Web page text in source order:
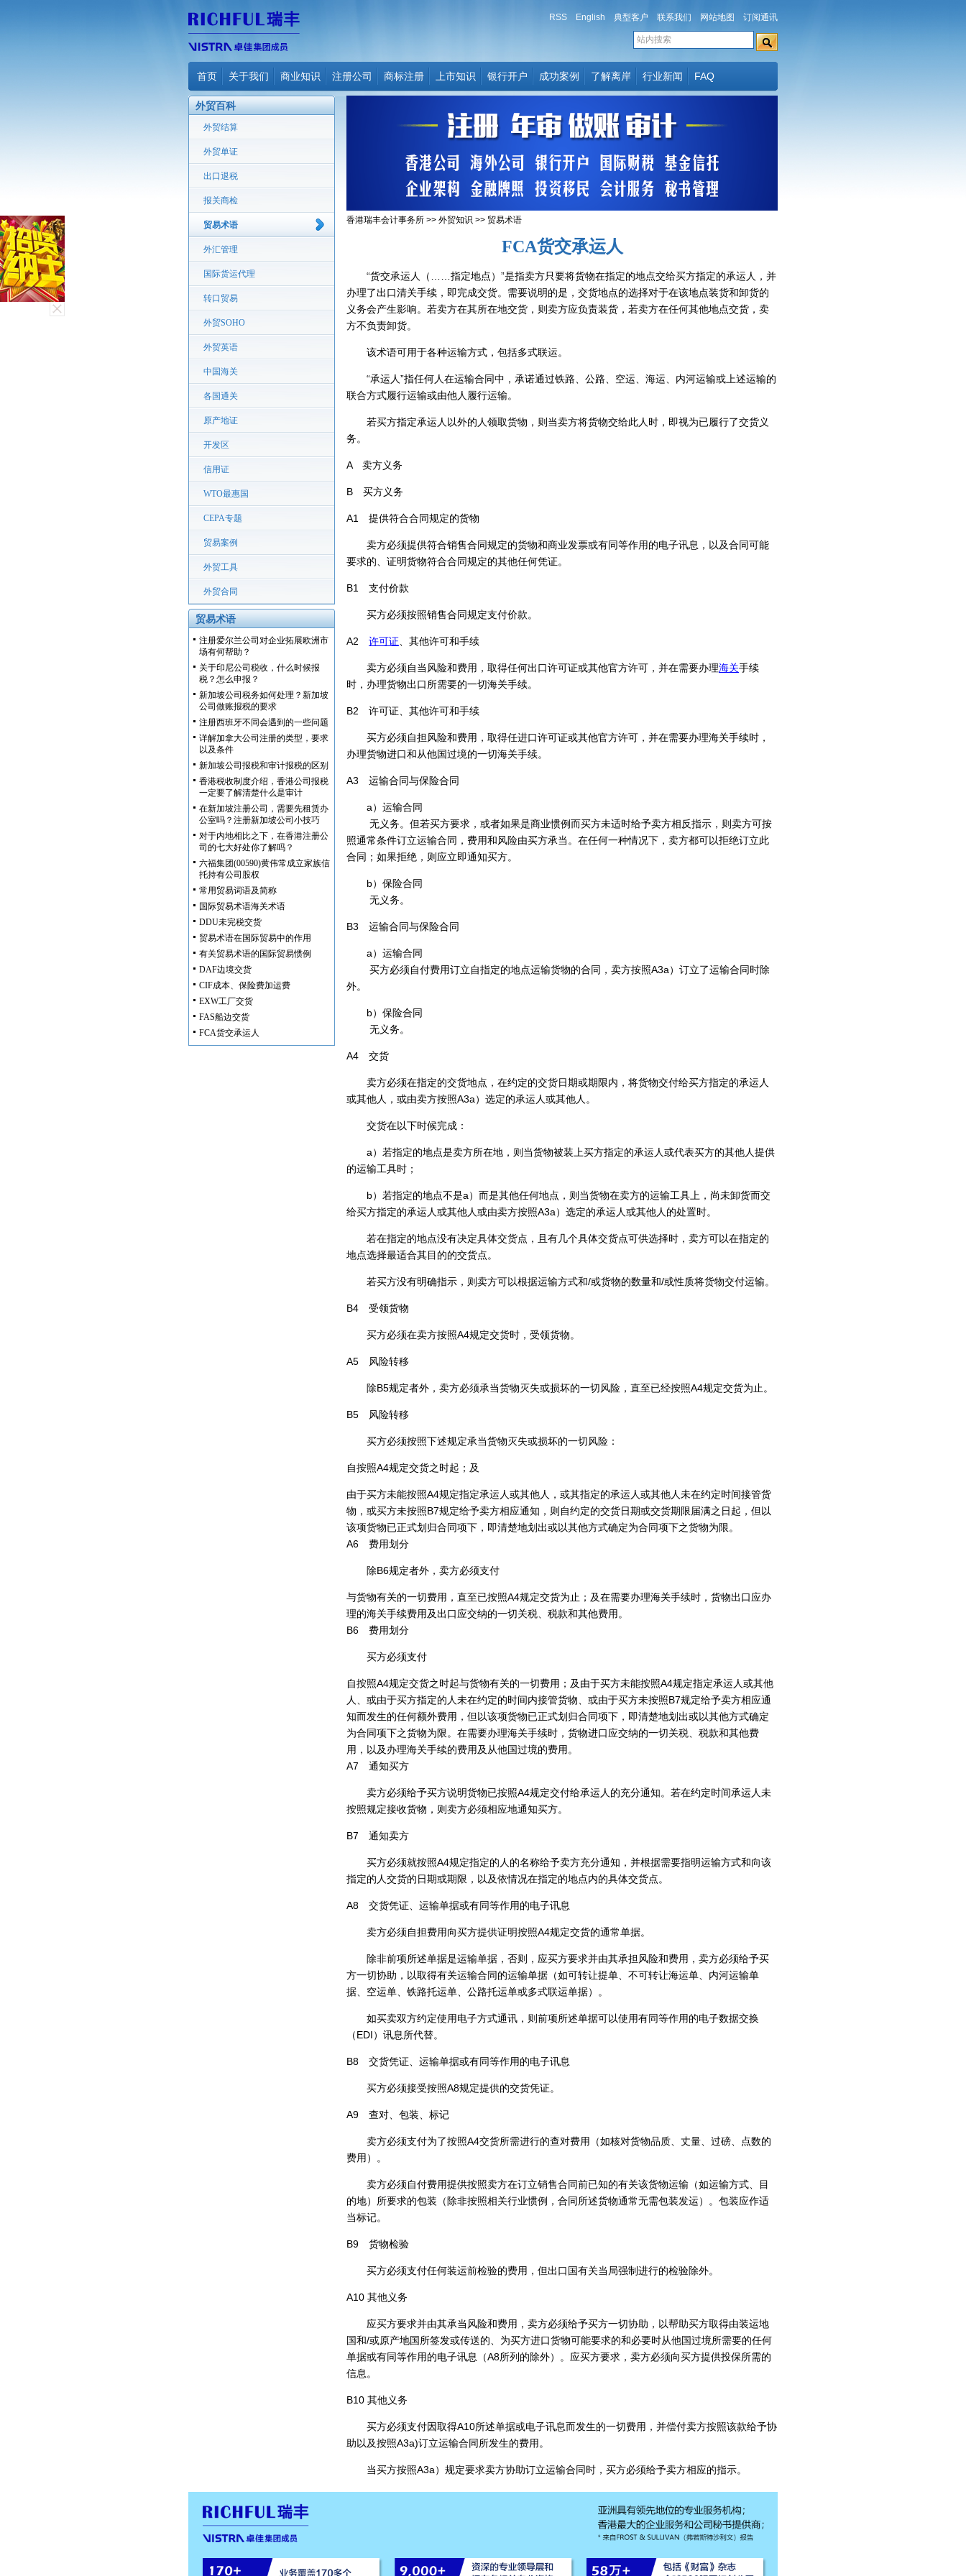
RSS English 典型客户 联系我们 网站地图 订阅通讯
首页 关于我们 商业知识 注册公司 商标注册 上市知识 银行开户 成功案例 了解离岸 行业新闻 FAQ
外贸百科
外贸结算
外贸单证
出口退税
报关商检
贸易术语
外汇管理
国际货运代理
转口贸易
外贸SOHO
外贸英语
中国海关
各国通关
原产地证
开发区
信用证
WTO最惠国
CEPA专题
贸易案例
外贸工具
外贸合同
贸易术语
注册爱尔兰公司对企业拓展欧洲市
场有何帮助？
关于印尼公司税收，什么时候报
税？怎么申报？
新加坡公司税务如何处理？新加坡
公司做账报税的要求
注册西班牙不同会遇到的一些问题
详解加拿大公司注册的类型，要求
以及条件
新加坡公司报税和审计报税的区别
香港税收制度介绍，香港公司报税
一定要了解清楚什么是审计
在新加坡注册公司，需要先租赁办
公室吗？注册新加坡公司小技巧
对于内地相比之下，在香港注册公
司的七大好处你了解吗？
六福集团(00590)黄伟常成立家族信
托持有公司股权
常用贸易词语及简称
国际贸易术语海关术语
DDU未完税交货
贸易术语在国际贸易中的作用
有关贸易术语的国际贸易惯例
DAF边境交货
CIF成本、保险费加运费
EXW工厂交货
FAS船边交货
FCA货交承运人
香港瑞丰会计事务所 >> 外贸知识 >> 贸易术语
FCA货交承运人
“货交承运人（……指定地点）”是指卖方只要将货物在指定的地点交给买方指定的承运人，并
办理了出口清关手续，即完成交货。需要说明的是，交货地点的选择对于在该地点装货和卸货的
义务会产生影响。若卖方在其所在地交货，则卖方应负责装货，若卖方在任何其他地点交货，卖
方不负责卸货。
该术语可用于各种运输方式，包括多式联运。
“承运人”指任何人在运输合同中，承诺通过铁路、公路、空运、海运、内河运输或上述运输的
联合方式履行运输或由他人履行运输。
若买方指定承运人以外的人领取货物，则当卖方将货物交给此人时，即视为已履行了交货义
务。
A 卖方义务
B 买方义务
A1 提供符合合同规定的货物
卖方必须提供符合销售合同规定的货物和商业发票或有同等作用的电子讯息，以及合同可能
要求的、证明货物符合合同规定的其他任何凭证。
B1 支付价款
买方必须按照销售合同规定支付价款。
A2 许可证 、其他许可和手续
卖方必须自当风险和费用，取得任何出口许可证或其他官方许可，并在需要办理海关手续
时，办理货物出口所需要的一切海关手续。
B2 许可证、其他许可和手续
买方必须自担风险和费用，取得任进口许可证或其他官方许可，并在需要办理海关手续时，
办理货物进口和从他国过境的一切海关手续。
A3 运输合同与保险合同
a）运输合同
无义务。但若买方要求，或者如果是商业惯例而买方未适时给予卖方相反指示，则卖方可按
照通常条件订立运输合同，费用和风险由买方承当。在任何一种情况下，卖方都可以拒绝订立此
合同；如果拒绝，则应立即通知买方。
b）保险合同
无义务。
B3 运输合同与保险合同
a）运输合同
买方必须自付费用订立自指定的地点运输货物的合同，卖方按照A3a）订立了运输合同时除
外。
b）保险合同
无义务。
A4 交货
卖方必须在指定的交货地点，在约定的交货日期或期限内，将货物交付给买方指定的承运人
或其他人，或由卖方按照A3a）选定的承运人或其他人。
交货在以下时候完成：
a）若指定的地点是卖方所在地，则当货物被装上买方指定的承运人或代表买方的其他人提供
的运输工具时；
b）若指定的地点不是a）而是其他任何地点，则当货物在卖方的运输工具上，尚未卸货而交
给买方指定的承运人或其他人或由卖方按照A3a）选定的承运人或其他人的处置时。
若在指定的地点没有决定具体交货点，且有几个具体交货点可供选择时，卖方可以在指定的
地点选择最适合其目的的交货点。
若买方没有明确指示，则卖方可以根据运输方式和/或货物的数量和/或性质将货物交付运输。
B4 受领货物
买方必须在卖方按照A4规定交货时，受领货物。
A5 风险转移
除B5规定者外，卖方必须承当货物灭失或损坏的一切风险，直至已经按照A4规定交货为止。
B5 风险转移
买方必须按照下述规定承当货物灭失或损坏的一切风险：
自按照A4规定交货之时起；及
由于买方未能按照A4规定指定承运人或其他人，或其指定的承运人或其他人未在约定时间接管货
物，或买方未按照B7规定给予卖方相应通知，则自约定的交货日期或交货期限届满之日起，但以
该项货物已正式划归合同项下，即清楚地划出或以其他方式确定为合同项下之货物为限。
A6 费用划分
除B6规定者外，卖方必须支付
与货物有关的一切费用，直至已按照A4规定交货为止；及在需要办理海关手续时，货物出口应办
理的海关手续费用及出口应交纳的一切关税、税款和其他费用。
B6 费用划分
买方必须支付
自按照A4规定交货之时起与货物有关的一切费用；及由于买方未能按照A4规定指定承运人或其他
人、或由于买方指定的人未在约定的时间内接管货物、或由于买方未按照B7规定给予卖方相应通
知而发生的任何额外费用，但以该项货物已正式划归合同项下，即清楚地划出或以其他方式确定
为合同项下之货物为限。在需要办理海关手续时，货物进口应交纳的一切关税、税款和其他费
用，以及办理海关手续的费用及从他国过境的费用。
A7 通知买方
卖方必须给予买方说明货物已按照A4规定交付给承运人的充分通知。若在约定时间承运人未
按照规定接收货物，则卖方必须相应地通知买方。
B7 通知卖方
买方必须就按照A4规定指定的人的名称给予卖方充分通知，并根据需要指明运输方式和向该
指定的人交货的日期或期限，以及依情况在指定的地点内的具体交货点。
A8 交货凭证、运输单据或有同等作用的电子讯息
卖方必须自担费用向买方提供证明按照A4规定交货的通常单据。
除非前项所述单据是运输单据，否则，应买方要求并由其承担风险和费用，卖方必须给予买
方一切协助，以取得有关运输合同的运输单据（如可转让提单、不可转让海运单、内河运输单
据、空运单、铁路托运单、公路托运单或多式联运单据）。
如买卖双方约定使用电子方式通讯，则前项所述单据可以使用有同等作用的电子数据交换
（EDI）讯息所代替。
B8 交货凭证、运输单据或有同等作用的电子讯息
买方必须接受按照A8规定提供的交货凭证。
A9 查对、包装、标记
卖方必须支付为了按照A4交货所需进行的查对费用（如核对货物品质、丈量、过磅、点数的
费用）。
卖方必须自付费用提供按照卖方在订立销售合同前已知的有关该货物运输（如运输方式、目
的地）所要求的包装（除非按照相关行业惯例，合同所述货物通常无需包装发运）。包装应作适
当标记。
B9 货物检验
买方必须支付任何装运前检验的费用，但出口国有关当局强制进行的检验除外。
A10 其他义务
应买方要求并由其承当风险和费用，卖方必须给予买方一切协助，以帮助买方取得由装运地
国和/或原产地国所签发或传送的、为买方进口货物可能要求的和必要时从他国过境所需要的任何
单据或有同等作用的电子讯息（A8所列的除外）。应买方要求，卖方必须向买方提供投保所需的
信息。
B10 其他义务
买方必须支付因取得A10所述单据或电子讯息而发生的一切费用，并偿付卖方按照该款给予协
助以及按照A3a)订立运输合同所发生的费用。
当买方按照A3a）规定要求卖方协助订立运输合同时，买方必须给予卖方相应的指示。